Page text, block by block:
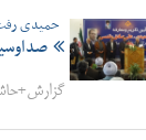
حمیدی